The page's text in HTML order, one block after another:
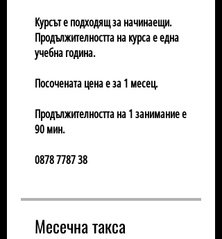
Курсът е подходящ за начинаещи.
Продължителността на курса е една
учебна година.
Посочената цена е за 1 месец.
Продължителността на 1 занимание е
90 мин.
0878 7787 38
Месечна такса